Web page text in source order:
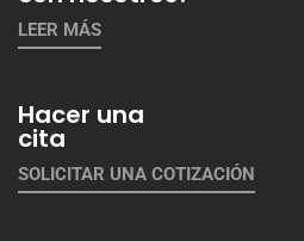
LEER MÁS
Hacer una
cita
SOLICITAR UNA COTIZACIÓN